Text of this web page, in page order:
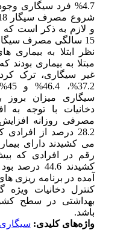
4.7% فرد سیگاری
15 سالگی مصرف سیگار
مبتلا به بیماری بودند
غیر سیگاری، ترک
سیگاری میزان بروز
دخانیات با توجه به
مصرفی روزانه
می کشیدند دارای
آمده در برنامه ریزی
کنترل دخانیات ویژه
بهداشتی در سطح
باشد.
واژه‌های کلیدی:سیگاری